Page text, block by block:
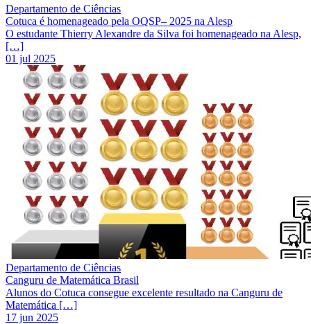
Departamento de Ciências
Cotuca é homenageado pela OQSP– 2025 na Alesp
O estudante Thierry Alexandre da Silva foi homenageado na Alesp,
[…]
01 jul 2025
Departamento de Ciências
Canguru de Matemática Brasil
Alunos do Cotuca consegue excelente resultado na Canguru de
Matemática […]
17 jun 2025